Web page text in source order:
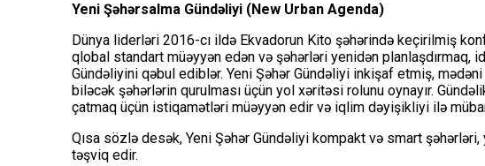
Yeni Şəhərsalma Gündəliyi (New Urban Agenda)
Dünya liderləri 2016-cı ildə Ekvadorun Kito şəhərində keçirilmiş
qlobal standart müəyyən edən və şəhərləri yenidən planlaşdırmaq,
Gündəliyini qəbul ediblər. Yeni Şəhər Gündəliyi inkişaf etmiş,
biləcək şəhərlərin qurulması üçün yol xəritəsi rolunu oynayır.
çatmaq üçün istiqamətləri müəyyən edir və iqlim dəyişikliyi ilə
Qısa sözlə desək, Yeni Şəhər Gündəliyi kompakt və smart
təşviq edir.